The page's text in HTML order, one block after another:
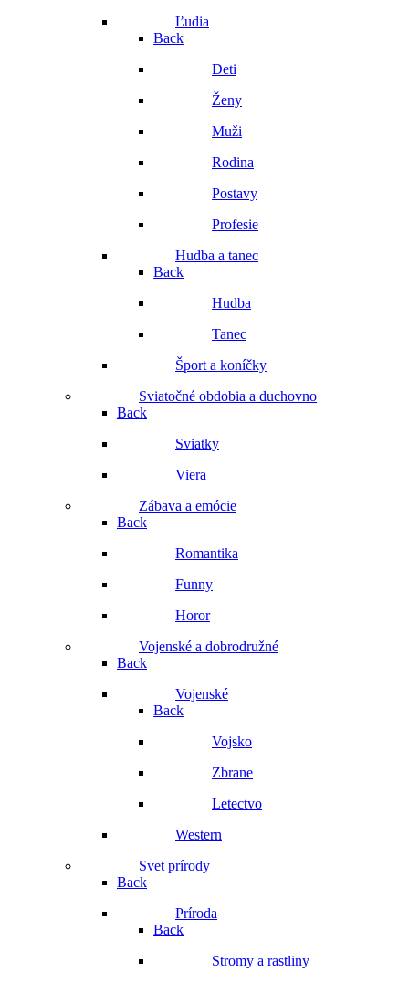
Ľudia
Back
Deti
Ženy
Muži
Rodina
Postavy
Profesie
Hudba a tanec
Back
Hudba
Tanec
Šport a koníčky
Sviatočné obdobia a duchovno
Back
Sviatky
Viera
Zábava a emócie
Back
Romantika
Funny
Horor
Vojenské a dobrodružné
Back
Vojenské
Back
Vojsko
Zbrane
Letectvo
Western
Svet prírody
Back
Príroda
Back
Stromy a rastliny